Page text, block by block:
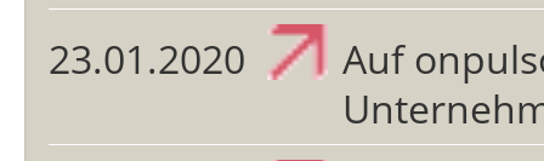
23.01.2020
Auf